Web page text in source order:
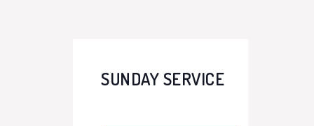
SUNDAY SERVICE